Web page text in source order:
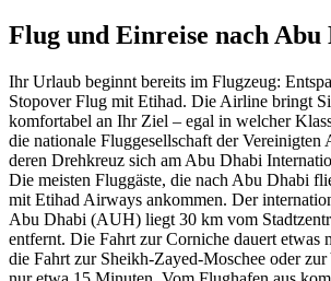
Flug und Einreise nach Abu
Ihr Urlaub beginnt bereits im Flugzeug:
Stopover Flug mit Etihad. Die Airline bringt
komfortabel an Ihr Ziel – egal in welcher
die nationale Fluggesellschaft der Vereinigten
deren Drehkreuz sich am Abu Dhabi
Die meisten Fluggäste, die nach Abu Dhabi
mit Etihad Airways ankommen. Der
Abu Dhabi (AUH) liegt 30 km vom
entfernt. Die Fahrt zur Corniche dauert etwas
die Fahrt zur Sheikh-Zayed-Moschee oder zur